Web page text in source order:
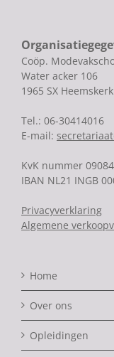
Coöp.
Water acker 106
1965 SX Heemskerk
Tel.: 06-30414016
E-mail:
KvK nummer
IBAN NL21 INGB
Privacyverklaring
Algemene
Home
Over ons
Opleidingen